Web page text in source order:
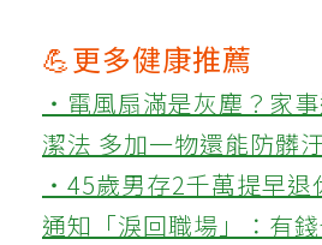
💪更多健康推薦
‧電風扇滿是灰塵？家
潔法 多加一物還能防髒
‧45歲男存2千萬提早退
通知「淚回職場」：有